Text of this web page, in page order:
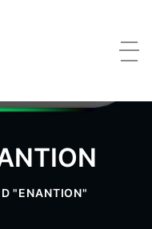
"ΕΝΑΝΤΙΟΝ"